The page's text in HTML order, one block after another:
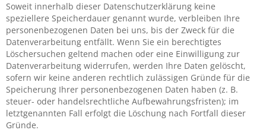
Soweit innerhalb dieser Datenschutzerklärung keine
speziellere Speicherdauer genannt wurde, verbleiben Ihre
personenbezogenen Daten bei uns, bis der Zweck für die
Datenverarbeitung entfällt. Wenn Sie ein berechtigtes
Löschersuchen geltend machen oder eine Einwilligung zur
Datenverarbeitung widerrufen, werden Ihre Daten gelöscht,
sofern wir keine anderen rechtlich zulässigen Gründe für die
Speicherung Ihrer personenbezogenen Daten haben (z. B.
steuer- oder handelsrechtliche Aufbewahrungsfristen); im
letztgenannten Fall erfolgt die Löschung nach Fortfall dieser
Gründe.